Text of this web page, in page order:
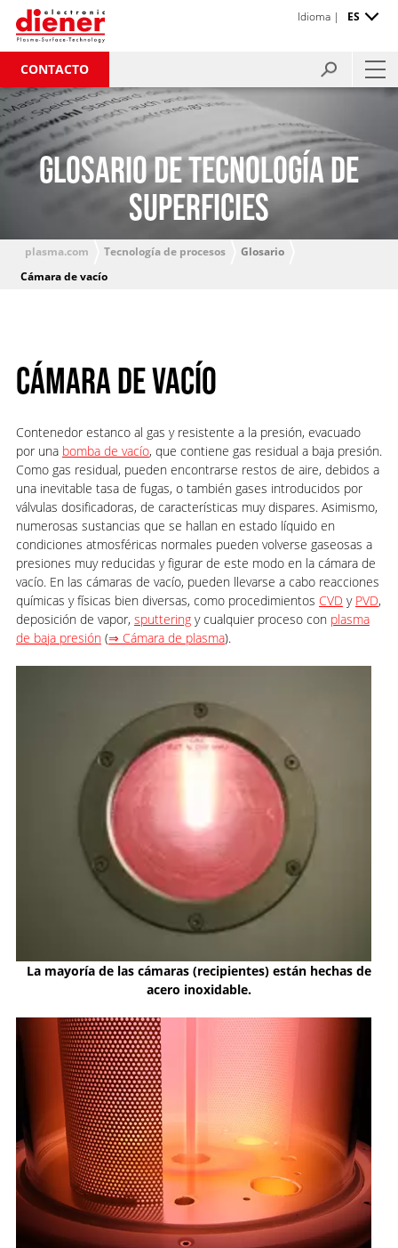
CONTACTO
Idioma | ES
GLOSARIO DE TECNOLOGÍA DE
SUPERFICIES
plasma.com Tecnología de procesos
Glosario
Cámara de vacío
CÁMARA DE VACÍO
Contenedor estanco al gas y resistente a la presión, evacuado
por una bomba de vacío, que contiene gas residual a baja presión.
Como gas residual, pueden encontrarse restos de aire, debidos a
una inevitable tasa de fugas, o también gases introducidos por
válvulas dosificadoras, de características muy dispares. Asimismo,
numerosas sustancias que se hallan en estado líquido en
condiciones atmosféricas normales pueden volverse gaseosas a
presiones muy reducidas y figurar de este modo en la cámara de
vacío. En las cámaras de vacío, pueden llevarse a cabo reacciones
químicas y físicas bien diversas, como procedimientos CVD y PVD,
deposición de vapor, sputteringy cualquier proceso con plasma
de baja presión(⇒ Cámara de plasma).
La mayoría de las cámaras (recipientes) están hechas de
acero inoxidable.